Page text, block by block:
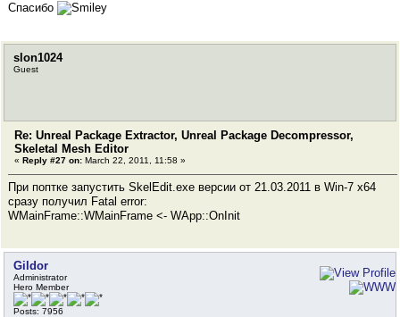
Спасибо
slon1024
Guest
Re: Unreal Package Extractor, Unreal Package Decompressor,
Skeletal Mesh Editor
« Reply #27 on: March 22, 2011, 11:58 »
При поптке запустить SkelEdit.exe версии от 21.03.2011 в Win-7 x64
сразу получил Fatal error:
WMainFrame::WMainFrame <- WApp::OnInit
Gildor
Administrator
Hero Member
Posts: 7956